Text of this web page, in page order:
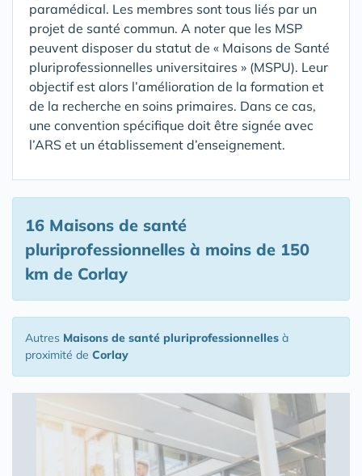
paramédical. Les membres sont tous liés par un
projet de santé commun. A noter que les MSP
peuvent disposer du statut de « Maisons de Santé
pluriprofessionnelles universitaires » (MSPU). Leur
objectif est alors l’amélioration de la formation et
de la recherche en soins primaires. Dans ce cas,
une convention spécifique doit être signée avec
l’ARS et un établissement d’enseignement.
16 Maisons de santé
pluriprofessionnelles à moins de 150
km de Corlay
Autres Maisons de santé pluriprofessionnelles à
proximité de Corlay